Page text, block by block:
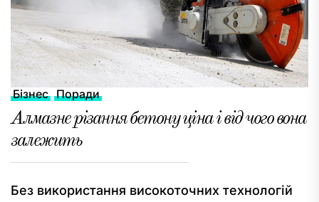
Бізнес Поради
Алмазне різання бетону ціна і від чого вона
залежить
Без використання високоточних технологій